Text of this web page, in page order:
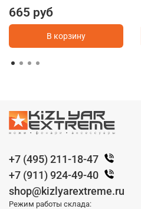
665 руб
В корзину
+7 (495) 211-18-47
+7 (911) 924-49-40
shop@kizlyarextreme.ru
Режим работы склада: